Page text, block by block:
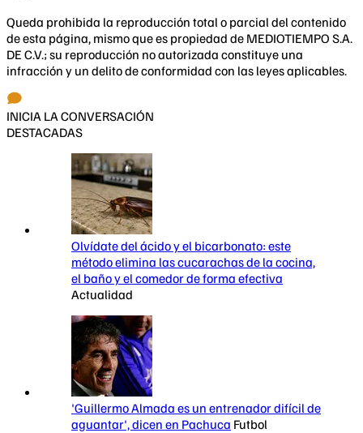
Queda prohibida la reproducción total o parcial del contenido
de esta página, mismo que es propiedad de MEDIOTIEMPO S.A.
DE C.V.; su reproducción no autorizada constituye una
infracción y un delito de conformidad con las leyes aplicables.
INICIA LA CONVERSACIÓN
DESTACADAS
Olvídate del ácido y el bicarbonato: este
método elimina las cucarachas de la cocina,
el baño y el comedor de forma efectiva
Actualidad
'Guillermo Almada es un entrenador difícil de
aguantar', dicen en Pachuca Futbol